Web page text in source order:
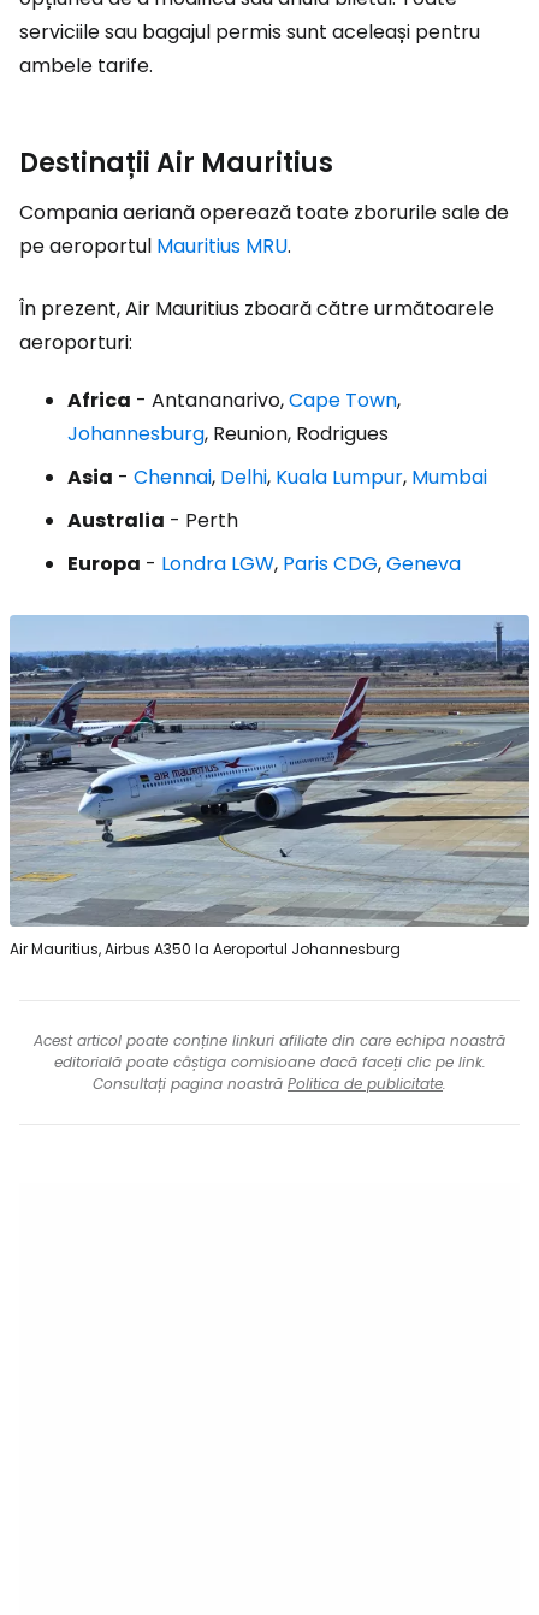
serviciile sau bagajul permis sunt aceleași pentru
ambele tarife.
Destinații Air Mauritius
Compania aeriană operează toate zborurile sale de
pe aeroportul Mauritius MRU.
În prezent, Air Mauritius zboară către următoarele
aeroporturi:
Africa - Antananarivo,Cape Town,
Johannesburg, Reunion, Rodrigues
Asia - Chennai, Delhi, Kuala Lumpur, Mumbai
Australia - Perth
Europa - Londra LGW, Paris CDG,Geneva
Air Mauritius, Airbus A350 la Aeroportul Johannesburg
Acest articol poate conține linkuri afiliate din care echipa noastră
editorială poate câștiga comisioane dacă faceți clic pe link.
Consultați pagina noastră Politica de publicitate.